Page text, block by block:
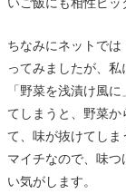
ちなみにネットで
ってみましたが、私
「野菜を浅漬け風
てしまうと、野菜
て、味が抜けてし
マイチなので、味
い気がします。